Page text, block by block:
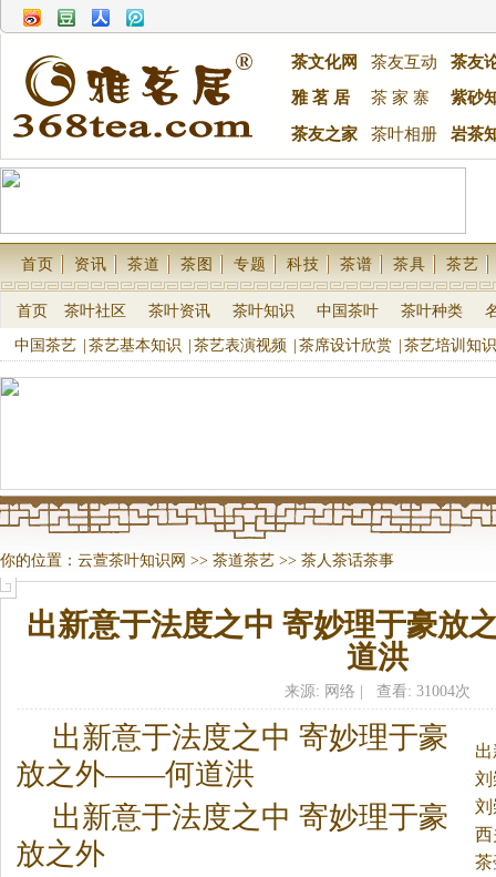
茶文化网 茶友互动
茶友
雅 茗 居
茶 家 寨 紫砂
茶友之家 茶叶相册 岩茶
首页 资讯 茶道 茶图 专题 科技 茶谱 茶具 茶艺
首页 茶叶社区 茶叶资讯 茶叶知识 中国茶叶 茶叶种类
中国茶艺 茶艺基本知识 茶艺表演视频 茶席设计欣赏 茶艺培训知识
你的位置： 云萱茶叶知识网 >> 茶道茶艺 >> 茶人茶话茶事
出新意于法度之中 寄妙理于豪
道洪
来源: 网络 | 查看: 31004次
出新意于法度之中 寄妙理于豪
放之外——何道洪
出新意于法度之中 寄妙理于豪
放之外